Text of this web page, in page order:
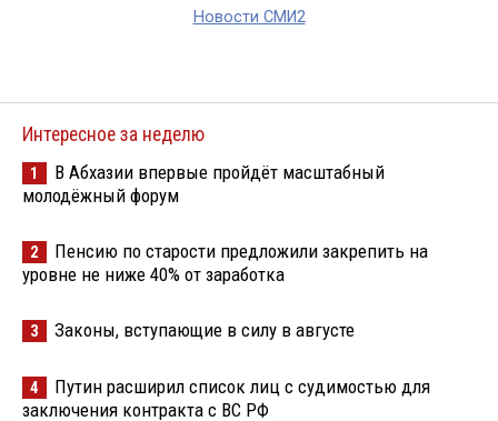
Новости СМИ2
Интересное за неделю
1
В Абхазии впервые пройдёт масштабный
молодёжный форум
2
Пенсию по старости предложили закрепить на
уровне не ниже 40% от заработка
3 Законы, вступающие в силу в августе
4
Путин расширил список лиц с судимостью для
заключения контракта с ВС РФ